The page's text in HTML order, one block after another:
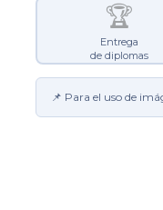
🏆
Entrega
de diplomas
📌 Para el uso de